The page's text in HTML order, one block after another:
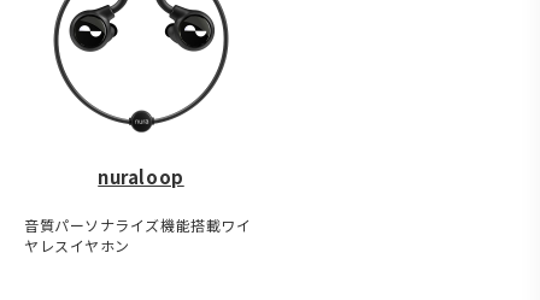
nuraloop
音質パーソナライズ機能搭載ワイ
ヤレスイヤホン